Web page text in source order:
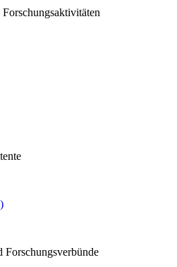
Forschungsverbünde